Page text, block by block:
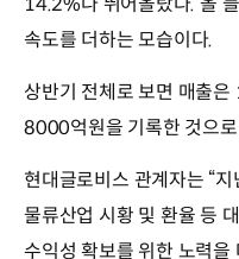
속도를 더하는 모습이다.
상반기 전체로 보면 매출
8000억원을 기록한 것으
현대글로비스 관계자는 “
물류산업 시황 및 환율 등
수익성 확보를 위한 노력을